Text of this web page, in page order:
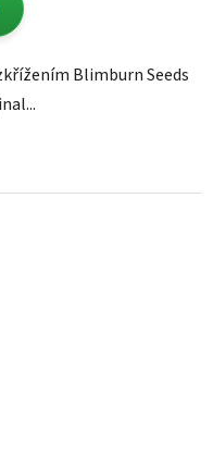
Blimburn Seeds